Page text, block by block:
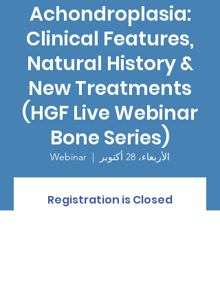
Achondroplasia:
Clinical Features,
Natural History &
New Treatments
(HGF Live Webinar
Bone Series)
الأربعاء، 28 أكتوبر
  |
Webinar
Registration is Closed